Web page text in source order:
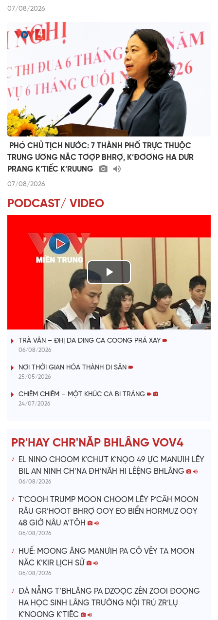
07/08/2026
​ ​PHÓ CHỦ TỊCH NƯỚC: 7 THÀNH PHỐ TRỰC THUỘC
TRUNG ƯƠNG NĂC TƠỢP BHRỢ, K’ĐƠƠNG HA DƯR
PRANG K’TIẾC K’RUUNG
07/08/2026
PODCAST/ VIDEO
P
l
a
V
i
e
o
VÀI PHÚT DÀNH CHO QUẢNG BÁ
TRÀ VÂN – ĐHỊ DA DING CA COONG PRÁ XAY
06/08/2026
NƠI THỜI GIAN HÓA THÀNH DI SẢN
25/05/2026
CHIÊM CHIÊM – MỘT KHÚC CA BI TRÁNG
24/07/2026
PR'HAY CHR'NĂP BHLÂNG VOV4
EL NINO CHOOM K’CHƯT K’NỌO 49 ỰC MANƯIH LÊY
BIL AN NINH CH’NA ĐH’NĂH HI LÊỆNG BHLÂNG
06/08/2026
T’COOH TRUMP MOON CHOOM LÊY P’CĂH MOON
RÂU GR’HOOT BHRỢ OOY EO BIỂN HORMUZ OOY
48 GIỜ NÂU A’TÔH
06/08/2026
HUẾ: MOONG ÂNG MANƯIH PA CÔ VÊY TA MOON
NĂC K’KIR LỊCH SỬ
06/08/2026
ĐÀ NẴNG T’BHLÂNG PA DZOỌC ZÊN ZOOI ĐOỌNG
HA HỌC SINH LÂNG TRƯỜNG NỘI TRÚ ZR’LỤ
K’NOONG K’TIÊC